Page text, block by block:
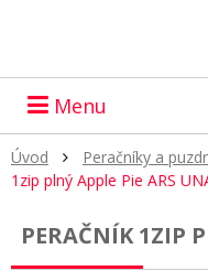
Menu
Úvod Peračníky a
1zip plný Apple Pie ARS
PERAČNÍK 1ZIP